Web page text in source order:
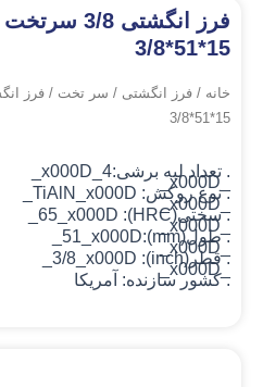
3/8*51*15
خانه / فرز انگشتی / سر تخت
3/8*51*15
. تعداد لبه برشی:4_x000D_
_x000D_
. نوع روکش: TiAlN _x000D_
_x000D_
. سختی(HRC): 65_x000D_
_x000D_
. طول(mm):51_x000D_
_x000D_
. قطر(inch): 3/8_x000D_
_x000D_
. کشور سازنده: آمریکا